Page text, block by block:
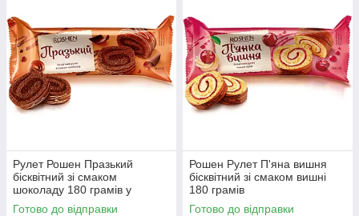
Напишіть нам у Viber або Telegram, і наші менеджери
з радістю допоможуть Вам.
Рулет Рошен Празький
бісквітний зі смаком
шоколаду 180 грамів у
пакованні
Готово до відправки
Рошен Рулет П'яна вишня
бісквітний зі смаком вишні
180 грамів
Готово до відправки